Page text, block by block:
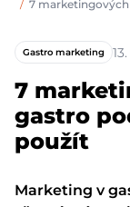
/ 7
Gastro marketing
7
gastro
použít
Marketing v